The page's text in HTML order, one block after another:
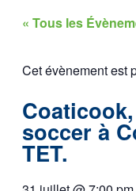
« Tous les
Cet évènement est
soccer à
TET.